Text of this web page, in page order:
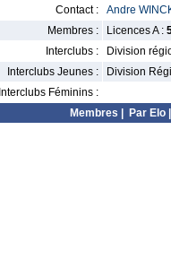
Contact :
Andre
Membres :
Licences A :
Interclubs :
Division
Interclubs Jeunes :
Division
Interclubs Féminins :
Membres
Par Elo